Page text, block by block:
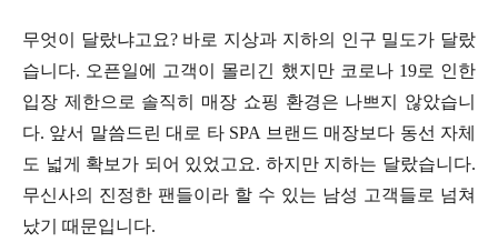
무엇이 달랐냐고요? 바로 지상과 지하의 인구 밀도가 달랐
습니다. 오픈일에 고객이 몰리긴 했지만 코로나 19로 인한
입장 제한으로 솔직히 매장 쇼핑 환경은 나쁘지 않았습니
다. 앞서 말씀드린 대로 타 SPA 브랜드 매장보다 동선 자체
도 넓게 확보가 되어 있었고요. 하지만 지하는 달랐습니다.
무신사의 진정한 팬들이라 할 수 있는 남성 고객들로 넘쳐
났기 때문입니다.